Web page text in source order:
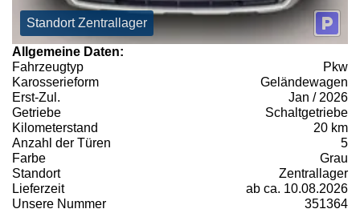
Standort Zentrallager
Allgemeine Daten:
Fahrzeugtyp
Pkw
Karosserieform
Geländewagen
Erst-Zul.
Jan / 2026
Getriebe
Schaltgetriebe
Kilometerstand
20 km
Anzahl der Türen
5
Farbe
Grau
Standort
Zentrallager
Lieferzeit
ab ca. 10.08.2026
Unsere Nummer
351364